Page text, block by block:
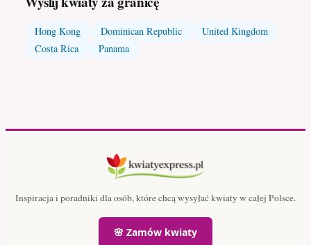
Hong Kong Dominican Republic
United Kingdom
Costa Rica
Panama
Inspiracja i poradniki dla osób, które chcą wysyłać kwiaty w całej Polsce.
🌸 Zamów kwiaty